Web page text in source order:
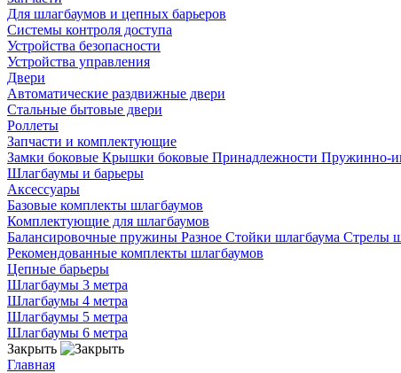
Для шлагбаумов и цепных барьеров
Системы контроля доступа
Устройства безопасности
Устройства управления
Двери
Автоматические раздвижные двери
Стальные бытовые двери
Роллеты
Запчасти и комплектующие
Замки боковые Крышки боковые Принадлежности Пружинно-
Шлагбаумы и барьеры
Аксессуары
Базовые комплекты шлагбаумов
Комплектующие для шлагбаумов
Балансировочные пружины Разное Стойки шлагбаума Стрелы
Рекомендованные комплекты шлагбаумов
Цепные барьеры
Шлагбаумы 3 метра
Шлагбаумы 4 метра
Шлагбаумы 5 метра
Шлагбаумы 6 метра
Закрыть
Главная